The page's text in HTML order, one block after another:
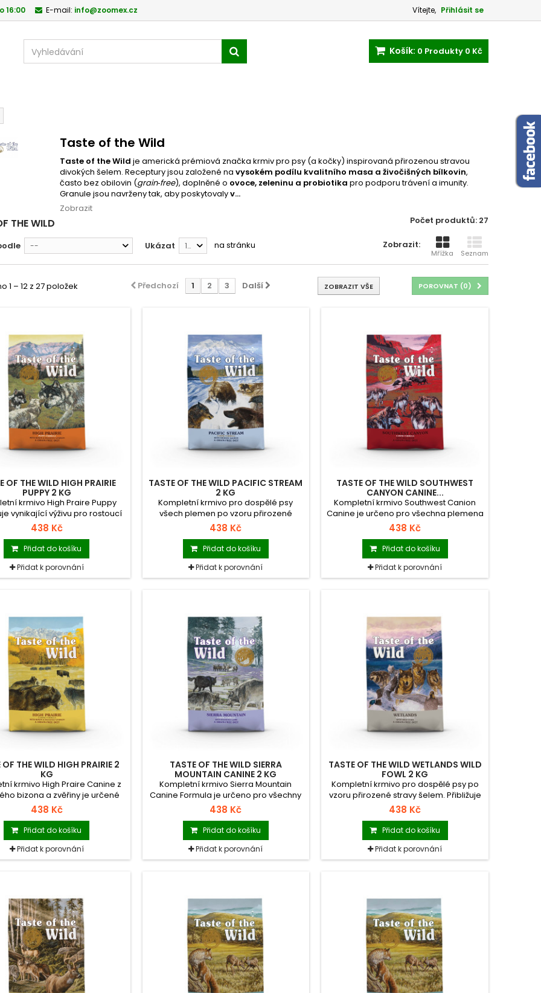
Vítejte, Přihlásit se
16:00 E-mail: info@zoomex.cz
Košík: 0 Produkty 0 Kč
Taste of the Wild
Taste of the Wild je americká prémiová značka krmiv pro psy (a kočky) inspirovaná přirozenou stravou
divokých šelem. Receptury jsou založené na vysokém podílu kvalitního masa a živočišných bílkovin,
často bez obilovin (grain‑free), doplněné o ovoce, zeleninu a probiotika pro podporu trávení a imunity.
Granule jsou navrženy tak, aby poskytovalyv...
Zobrazit
THE WILD Počet produktů: 27
Zobrazit:
Mřížka Seznam
-- Ukázat 12 na stránku
POROVNAT (0)
ZOBRAZIT VŠE
Předchozí 1 2 3 Další
1 – 12 z 27 položek
OF THE WILD HIGH PRAIRIE
PUPPY 2 KG
krmivo High Praire Puppy
vynikající výživu pro rostoucí
Bizon poskytuje vysoce
zdroj kvalitních bílkovin.
zelenina a bylinky podporují
imunitní systém psa.
438 Kč
Přidat do košíku
Přidat k porovnání
TASTE OF THE WILD PACIFIC STREAM
2 KG
Kompletní krmivo pro dospělé psy
všech plemen po vzoru přirozené
stravy šelem. Přibližuje lov ryb ve
studených vodách amerických řek.
Základ tvoří uzený losos a moučka z
oceánských ryb.
438 Kč
Přidat do košíku
Přidat k porovnání
TASTE OF THE WILD SOUTHWEST
CANYON CANINE...
Kompletní krmivo Southwest Canion
Canine je určeno pro všechna plemena
všech věkových kategorií. Hovězí s
kombinací pečeného divočáka je
kombinace exkluzivní chuti a lehce
stravitelných bílkovin.
438 Kč
Přidat do košíku
Přidat k porovnání
OF THE WILD HIGH PRAIRIE 2
KG
krmivo High Praire Canine z
bizona a zvěřiny je určené
psy všech plemen. Krmivo
Praire neobsahuje žádné
jako příloha k masu se
batáty, které obsahují mnoho
vitamínů a minerálů.
438 Kč
Přidat do košíku
Přidat k porovnání
TASTE OF THE WILD SIERRA
MOUNTAIN CANINE 2 KG
Kompletní krmivo Sierra Mountain
Canine Formula je určeno pro všechny
psy ve všech životních fázích - z
pečeného jehněčího. Kombinace
jehněčího masa a batát je vhodná pro
alergické psy.
438 Kč
Přidat do košíku
Přidat k porovnání
TASTE OF THE WILD WETLANDS WILD
FOWL 2 KG
Kompletní krmivo pro dospělé psy po
vzoru přirozené stravy šelem. Přibližuje
lov kachen ve studených mokřadech.
Základ tvoří pečená křepelka, kachna a
uzená krůta.
438 Kč
Přidat do košíku
Přidat k porovnání